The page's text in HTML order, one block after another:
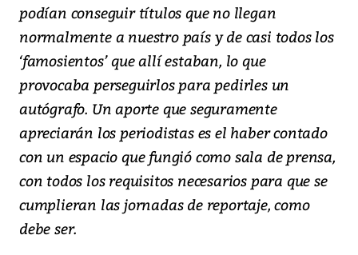
podían conseguir títulos que no llegan
normalmente a nuestro país y de casi todos los
‘famosientos’ que allí estaban, lo que
provocaba perseguirlos para pedirles un
autógrafo. Un aporte que seguramente
apreciarán los periodistas es el haber contado
con un espacio que fungió como sala de prensa,
con todos los requisitos necesarios para que se
cumplieran las jornadas de reportaje, como
debe ser.